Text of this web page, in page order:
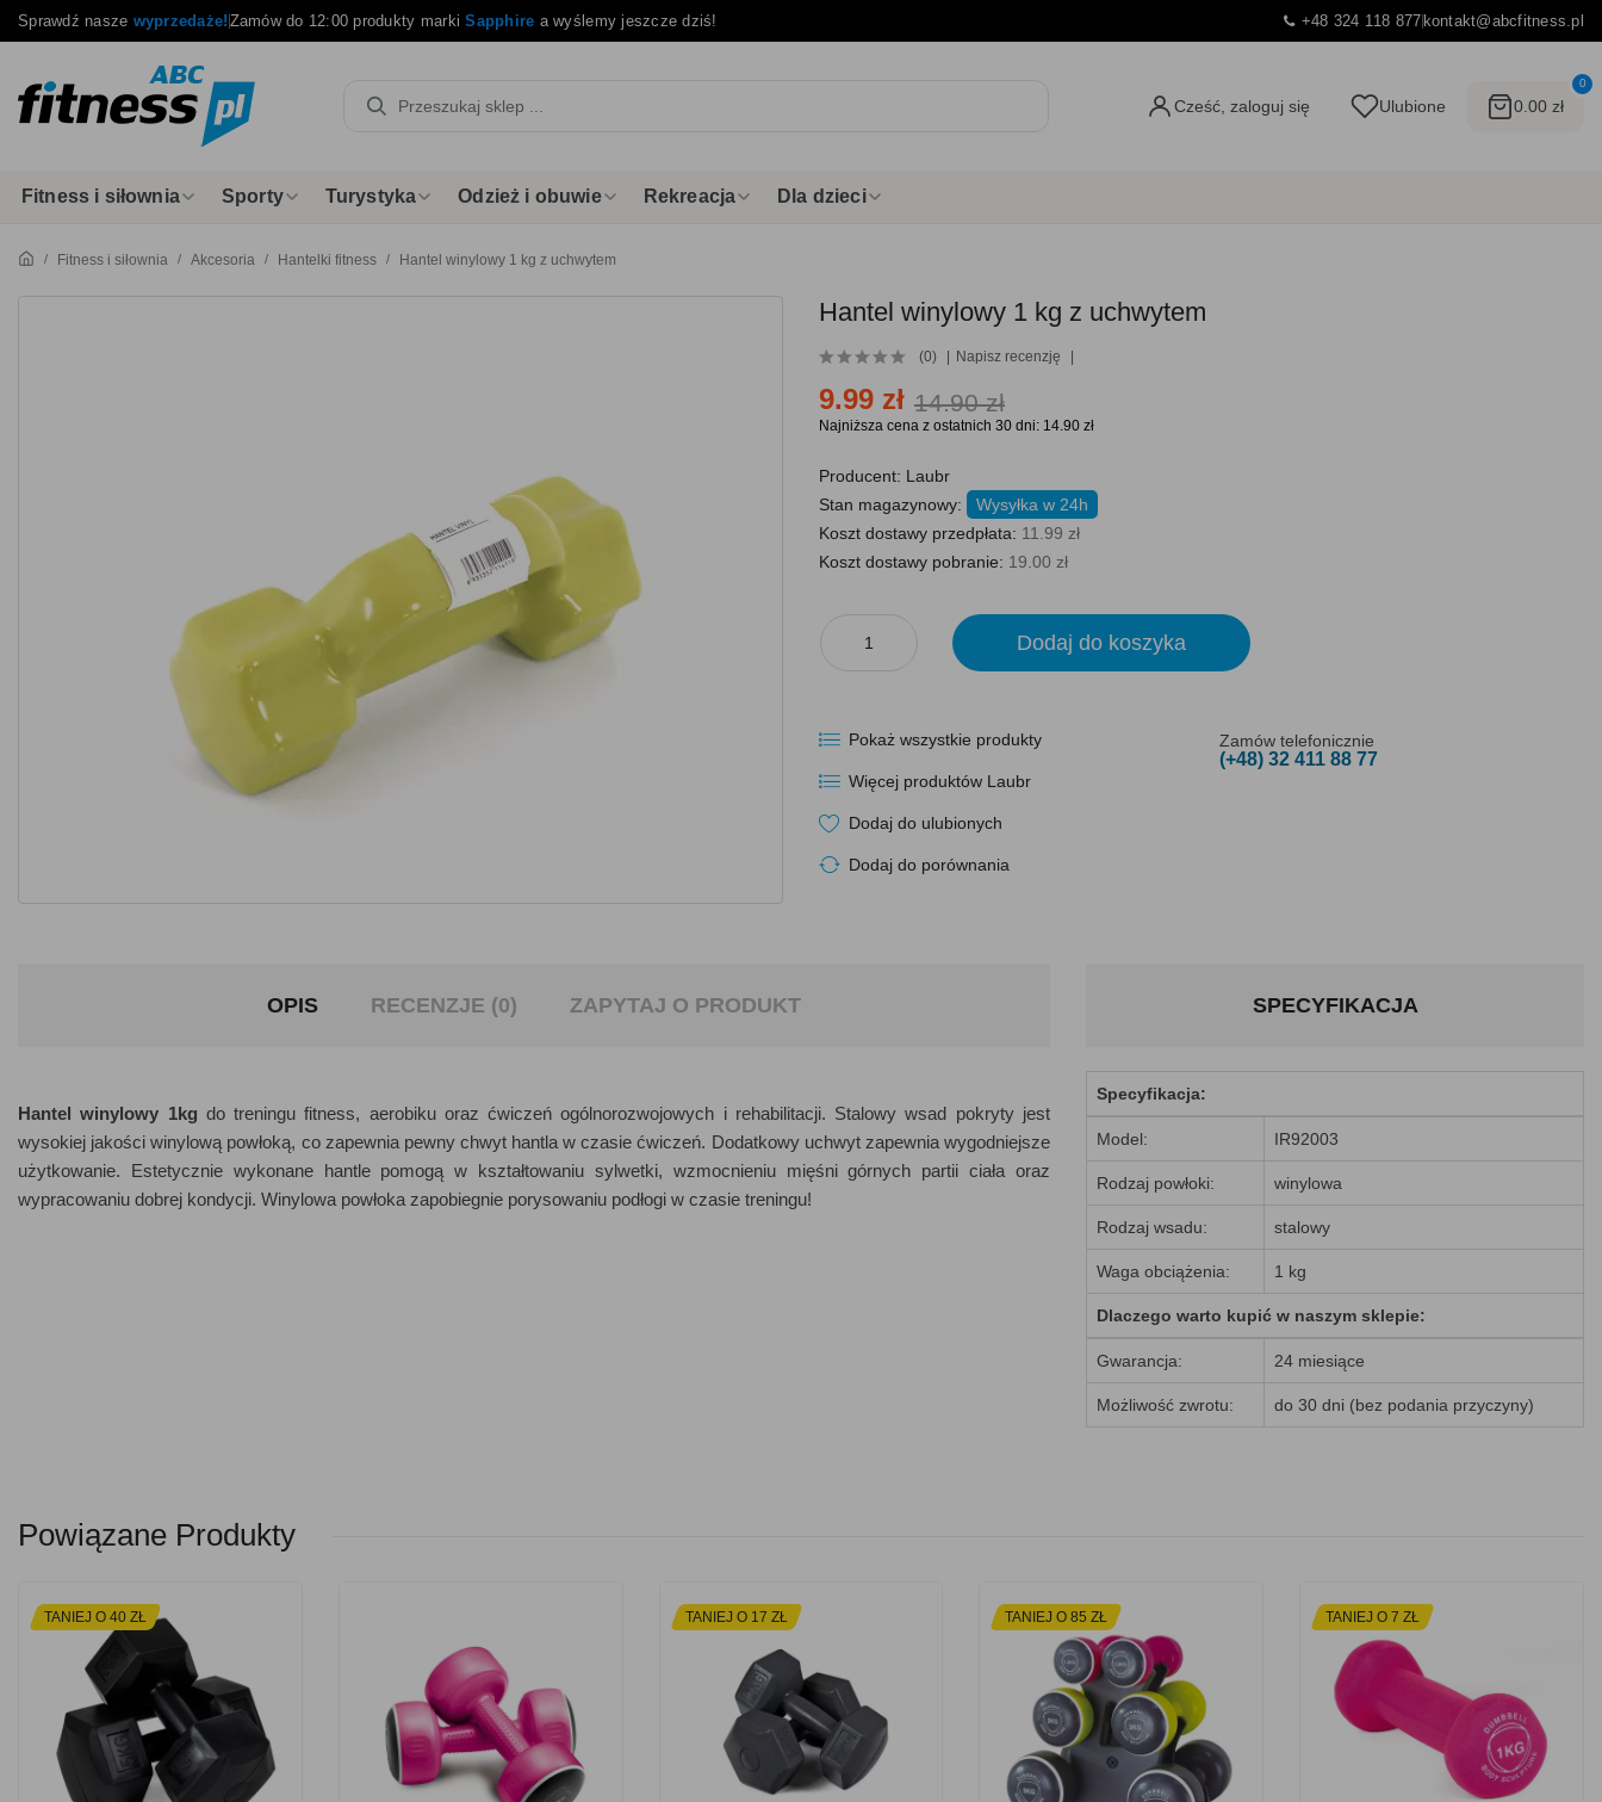
Sprawdź nasze wyprzedaże!Zamów do 12:00 produkty markiSapphire a wyślemy jeszcze dziś! +48 324 118 877kontakt@abcfitness.pl
Cześć, zaloguj się Ulubione
0
0.00 zł
Fitness i siłownia Sporty Turystyka Odzież i obuwie Rekreacja Dla dzieci
Fitness i siłownia Akcesoria Hantelki fitness Hantel winylowy 1 kg z uchwytem
Hantel winylowy 1 kg z uchwytem
(0) Napisz recenzję
9.99 zł 14.90 zł
Najniższa cena z ostatnich 30 dni: 14.90 zł
Producent: Laubr
Stan magazynowy:
Wysyłka w 24h
Koszt dostawy przedpłata: 11.99 zł
Koszt dostawy pobranie: 19.00 zł
Dodaj do koszyka
Pokaż wszystkie produkty
Więcej produktów Laubr
Dodaj do ulubionych
Dodaj do porównania
Zamów telefonicznie
(+48) 32 411 88 77
OPIS RECENZJE (0) ZAPYTAJ O PRODUKT
Hantel winylowy 1kg do treningu fitness, aerobiku oraz ćwiczeń ogólnorozwojowych i rehabilitacji. Stalowy wsad pokryty jest
wysokiej jakości winylową powłoką, co zapewnia pewny chwyt hantla w czasie ćwiczeń. Dodatkowy uchwyt zapewnia wygodniejsze
użytkowanie. Estetycznie wykonane hantle pomogą w kształtowaniu sylwetki, wzmocnieniu mięśni górnych partii ciała oraz
wypracowaniu dobrej kondycji. Winylowa powłoka zapobiegnie porysowaniu podłogi w czasie treningu!
SPECYFIKACJA
Specyfikacja:
Model: IR92003
Rodzaj powłoki: winylowa
Rodzaj wsadu: stalowy
Waga obciążenia: 1 kg
Dlaczego warto kupić w naszym sklepie:
Gwarancja: 24 miesiące
Możliwość zwrotu: do 30 dni (bez podania przyczyny)
Powiązane Produkty
TANIEJ O 40 ZŁ TANIEJ O 17 ZŁ TANIEJ O 85 ZŁ TANIEJ O 7 ZŁ